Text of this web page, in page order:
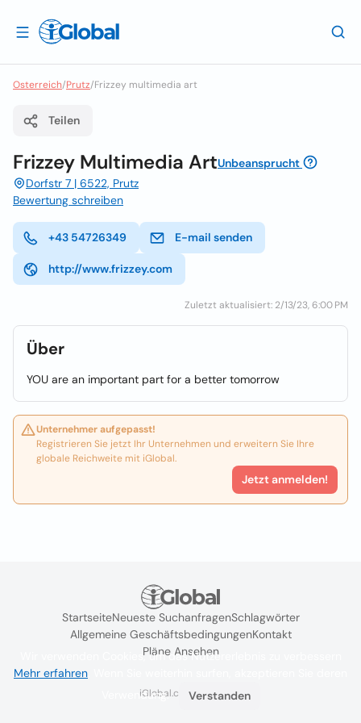
Osterreich/Prutz/Frizzey multimedia art
Teilen
Frizzey Multimedia ArtUnbeansprucht
Dorfstr 7 | 6522, Prutz
Bewertung schreiben
+43 54726349 E-mail senden
http://www.frizzey.com
Zuletzt aktualisiert: 2/13/23, 6:00 PM
Über
YOU are an important part for a better tomorrow
Unternehmer aufgepasst!
Registrieren Sie jetzt Ihr Unternehmen und erweitern Sie Ihre
globale Reichweite mit iGlobal.
Jetzt anmelden!
StartseiteNeueste SuchanfragenSchlagwörter
Allgemeine GeschäftsbedingungenKontakt
Pläne Ansehen
iGlobal.co @ 2024
Wir verwenden Cookies, um das Nutzererlebnis zu verbessern
Mehr erfahren
Verwendung.
Verstanden